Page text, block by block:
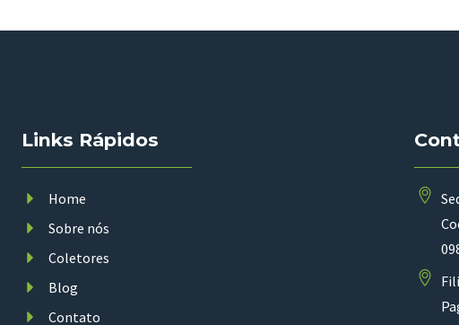
Links Rápidos
Home
Sobre nós
Coletores
Blog
Contato